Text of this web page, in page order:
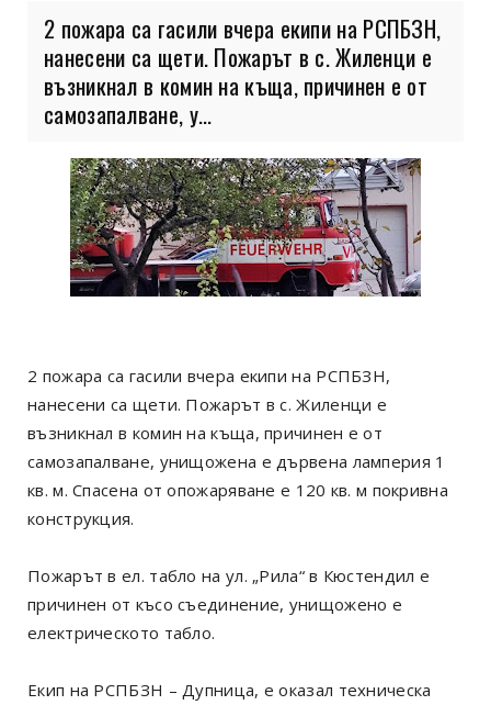
2 пожара са гасили вчера екипи на РСПБЗН,
нанесени са щети. Пожарът в с. Жиленци е
възникнал в комин на къща, причинен е от
самозапалване, у...
2 пожара са гасили вчера екипи на РСПБЗН,
нанесени са щети. Пожарът в с. Жиленци е
възникнал в комин на къща, причинен е от
самозапалване, унищожена е дървена ламперия 1
кв. м. Спасена от опожаряване е 120 кв. м покривна
конструкция.
Пожарът в ел. табло на ул. „Рила“ в Кюстендил е
причинен от късо съединение, унищожено е
електрическото табло.
Екип на РСПБЗН – Дупница, е оказал техническа